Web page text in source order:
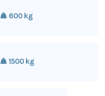
600 kg
1500 kg